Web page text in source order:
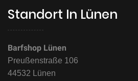
Standort In Lünen
Barfshop Lünen
Preußenstraße 106
44532 Lünen